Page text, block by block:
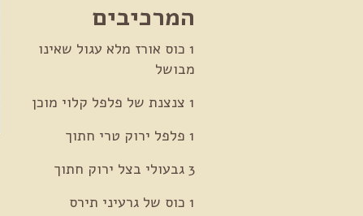
המרכיבים
1 כוס אורז מלא עגול שאינו
מבושל
1 צנצנת של פלפל קלוי מוכן
1 פלפל ירוק טרי חתוך
3 גבעולי בצל ירוק חתוך
1 כוס של גרעיני תירס